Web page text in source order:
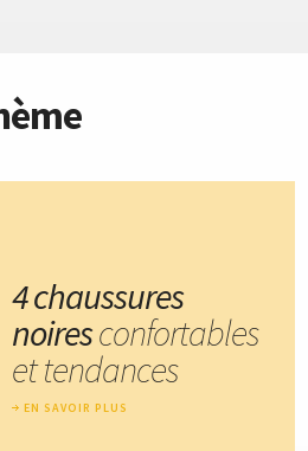
4 chaussures
noiresconfortables
et tendances
EN SAVOIR PLUS